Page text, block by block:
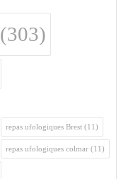
(303)
repas ufologiques Brest (11)
repas ufologiques colmar (11)